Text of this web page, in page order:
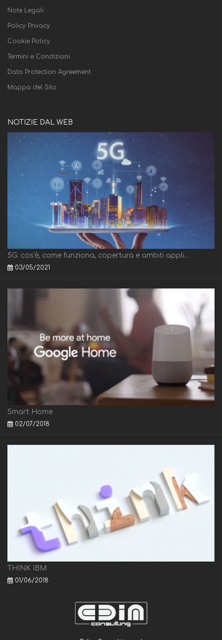
Note Legali
Policy Privacy
Cookie Policy
Termini e Condizioni
Data Protection Agreement
Mappa del Sito
NOTIZIE DAL WEB
5G: cos'è, come funziona, copertura e ambiti appli...
03/05/2021
Smart Home
02/07/2018
THINK IBM
01/06/2018